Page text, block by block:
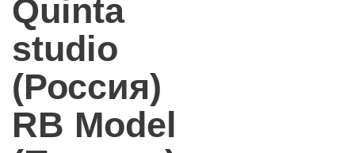
Quinta
studio
(Россия)
RB Model